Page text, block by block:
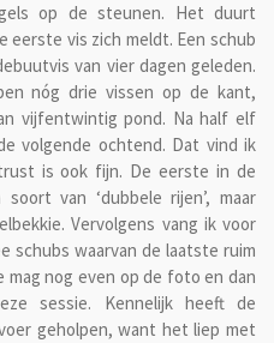
op de steunen. Het duurt
eerste vis zich meldt. Een schub
van vier dagen geleden.
nóg drie vissen op de kant,
vijfentwintig pond. Na half elf
volgende ochtend. Dat vind ik
is ook fijn. De eerste in de
van ‘dubbele rijen’, maar
Vervolgens vang ik voor
schubs waarvan de laatste ruim
mag nog even op de foto en dan
sessie. Kennelijk heeft de
geholpen, want het liep met